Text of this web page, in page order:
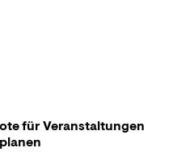
für Veranstaltungen